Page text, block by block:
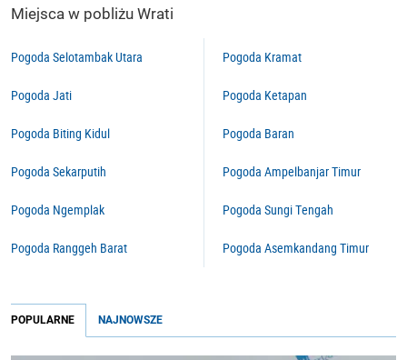
Miejsca w pobliżu Wrati
Pogoda Selotambak Utara
Pogoda Jati
Pogoda Biting Kidul
Pogoda Sekarputih
Pogoda Ngemplak
Pogoda Ranggeh Barat
Pogoda Kramat
Pogoda Ketapan
Pogoda Baran
Pogoda Ampelbanjar Timur
Pogoda Sungi Tengah
Pogoda Asemkandang Timur
POPULARNE NAJNOWSZE